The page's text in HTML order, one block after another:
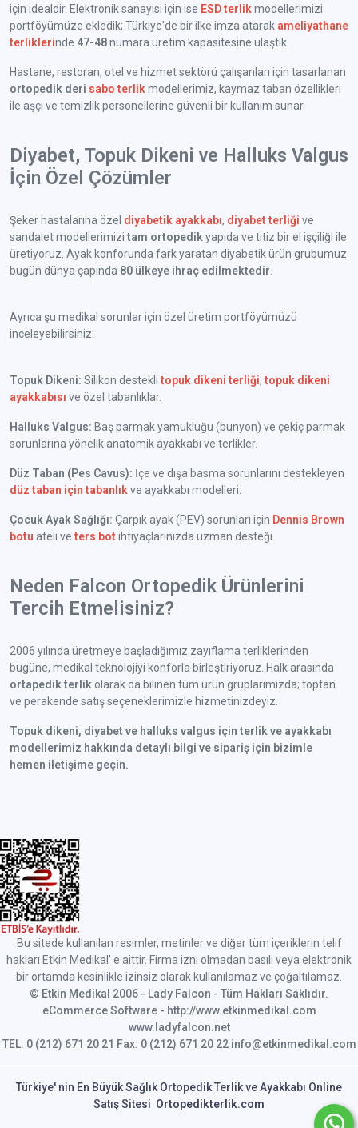
için idealdir. Elektronik sanayisi için ise ESD terlik modellerimizi
portföyümüze ekledik; Türkiye'de bir ilke imza atarak ameliyathane
terliklerinde 47-48numara üretim kapasitesine ulaştık.
Hastane, restoran, otel ve hizmet sektörü çalışanları için tasarlanan
ortopedik deri sabo terlik modellerimiz, kaymaz taban özellikleri
ile aşçı ve temizlik personellerine güvenli bir kullanım sunar.
Diyabet, Topuk Dikeni ve Halluks Valgus
İçin Özel Çözümler
Şeker hastalarına özel diyabetik ayakkabı, diyabet terliği ve
sandalet modellerimizi tam ortopedik yapıda ve titiz bir el işçiliği ile
üretiyoruz. Ayak konforunda fark yaratan diyabetik ürün grubumuz
bugün dünya çapında 80 ülkeye ihraç edilmektedir
Ayrıca şu medikal sorunlar için özel üretim portföyümüzü
inceleyebilirsiniz:
Topuk Dikeni: Silikon desteklitopuk dikeni terliği,topuk dikeni
ayakkabısı ve özel tabanlıklar.
Halluks Valgus: Baş parmak yamukluğu (bunyon) ve çekiç parmak
sorunlarına yönelik anatomik ayakkabı ve terlikler.
Düz Taban (Pes Cavus): İçe ve dışa basma sorunlarını destekleyen
düz taban için tabanlık ve ayakkabı modelleri.
Çocuk Ayak Sağlığı: Çarpık ayak (PEV) sorunları için Dennis Brown
botu ateli veters bot ihtiyaçlarınızda uzman desteği.
Neden Falcon Ortopedik Ürünlerini
Tercih Etmelisiniz?
2006 yılında üretmeye başladığımız zayıflama terliklerinden
bugüne, medikal teknolojiyi konforla birleştiriyoruz. Halk arasında
ortapedik terlik olarak da bilinen tüm ürün gruplarımızda; toptan
ve perakende satış seçeneklerimizle hizmetinizdeyiz.
Topuk dikeni, diyabet ve halluks valgus için terlik ve ayakkabı
modellerimiz hakkında detaylı bilgi ve sipariş için bizimle
hemen iletişime geçin.
Bu sitede kullanılan resimler, metinler ve diğer tüm içeriklerin telif
hakları Etkin Medikal' e aittir. Firma izni olmadan basılı veya elektronik
bir ortamda kesinlikle izinsiz olarak kullanılamaz ve çoğaltılamaz.
© Etkin Medikal 2006 - Lady Falcon - Tüm Hakları Saklıdır.
eCommerce Software - http://www.etkinmedikal.com
www.ladyfalcon.net
TEL: 0 (212) 671 20 21 Fax: 0 (212) 671 20 22 info@etkinmedikal.com
Türkiye' nin En Büyük Sağlık Ortopedik Terlik ve Ayakkabı Online
Satış Sitesi Ortopedikterlik.com